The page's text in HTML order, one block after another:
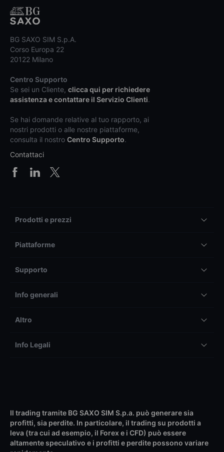
BG SAXO SIM S.p.A.
Corso Europa 22
20122 Milano
Centro Supporto
Se sei un Cliente, clicca qui per richiedere
assistenza e contattare il Servizio Clienti.
Se hai domande relative al tuo rapporto, ai
nostri prodotti o alle nostre piattaforme,
consulta il nostro Centro Supporto.
Contattaci
Prodotti e prezzi
Piattaforme
Supporto
Info generali
Altro
Info Legali
Il trading tramite BG SAXO SIM S.p.a. può generare sia
profitti, sia perdite. In particolare, il trading su prodotti a
leva (tra cui ad esempio, il Forex e i CFD) può essere
altamente speculativo e i profitti e perdite possono variare